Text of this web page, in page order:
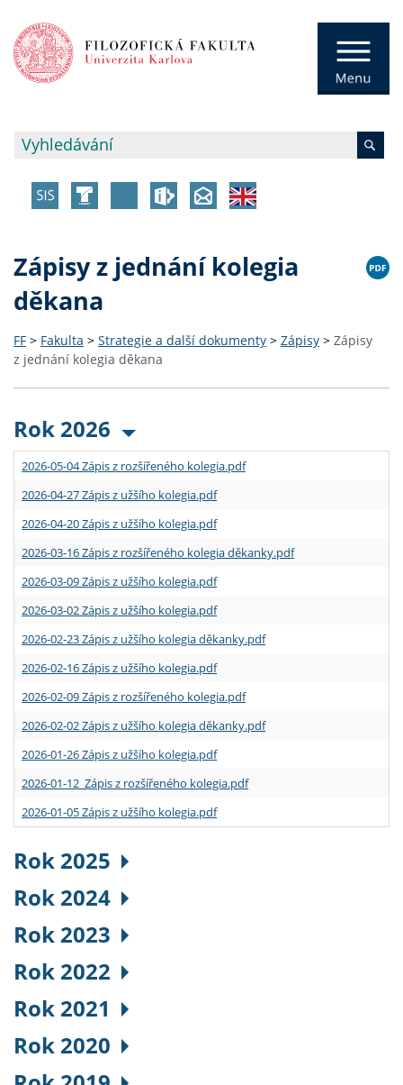
Zápisy z jednání kolegia
děkana
FF > Fakulta > Strategie a další dokumenty > Zápisy > Zápisy
z jednání kolegia děkana
Rok 2026
2026-05-04 Zápis z rozšířeného kolegia.pdf
2026-04-27 Zápis z užšího kolegia.pdf
2026-04-20 Zápis z užšího kolegia.pdf
2026-03-16 Zápis z rozšířeného kolegia děkanky.pdf
2026-03-09 Zápis z užšího kolegia.pdf
2026-03-02 Zápis z užšího kolegia.pdf
2026-02-23 Zápis z užšího kolegia děkanky.pdf
2026-02-16 Zápis z užšího kolegia.pdf
2026-02-09 Zápis z rozšířeného kolegia.pdf
2026-02-02 Zápis z užšího kolegia děkanky.pdf
2026-01-26 Zápis z užšího kolegia.pdf
2026-01-12 Zápis z rozšířeného kolegia.pdf
2026-01-05 Zápis z užšího kolegia.pdf
Rok 2025
Rok 2024
Rok 2023
Rok 2022
Rok 2021
Rok 2020